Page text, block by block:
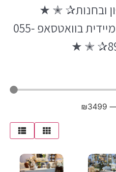
ובחנות✰ ✭ ★
★ ✭ ✰הצעת מחיר מיידית בוואטסאפ 055-
₪3499